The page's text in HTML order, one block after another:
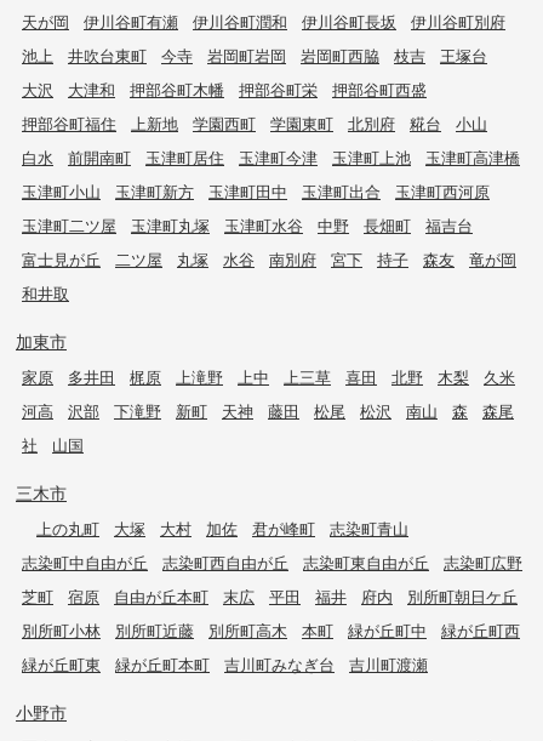
天が岡 伊川谷町有瀬 伊川谷町潤和 伊川谷町長坂
伊川谷町別府
池上
井吹台東町 今寺 岩岡町岩岡 岩岡町西脇 枝吉
王塚台
大沢
大津和 押部谷町木幡 押部谷町栄
押部谷町西盛
押部谷町福住
上新地 学園西町 学園東町 北別府 糀台
小山
白水
前開南町 玉津町居住 玉津町今津 玉津町上池
玉津町高津橋
玉津町小山
玉津町新方 玉津町田中 玉津町出合
玉津町西河原
玉津町二ツ屋
玉津町丸塚 玉津町水谷 中野 長畑町
福吉台
富士見が丘
二ツ屋 丸塚 水谷 南別府 宮下 持子 森友
竜が岡
和井取
加東市
家原 多井田 梶原 上滝野 上中 上三草 喜田 北野 木梨
久米
河高
沢部 下滝野 新町 天神 藤田 松尾 松沢 南山 森
森尾
社
山国
三木市
上の丸町 大塚 大村 加佐 君が峰町
志染町青山
志染町中自由が丘
志染町西自由が丘 志染町東自由が丘
志染町広野
芝町
宿原 自由が丘本町 末広 平田 福井 府内
別所町朝日ケ丘
別所町小林
別所町近藤 別所町高木 本町 緑が丘町中
緑が丘町西
緑が丘町東
緑が丘町本町 吉川町みなぎ台 吉川町渡瀬
小野市